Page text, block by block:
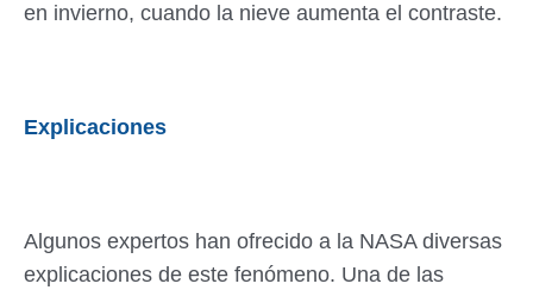
en invierno, cuando la nieve aumenta el contraste.
Explicaciones
Algunos expertos han ofrecido a la NASA diversas
explicaciones de este fenómeno. Una de las